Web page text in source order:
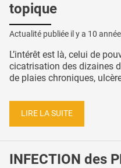
topique
Actualité publiée il y a 10
L’intérêt est là, celui de
cicatrisation des dizaines
de plaies chroniques,
LIRE LA SUITE
INFECTION des